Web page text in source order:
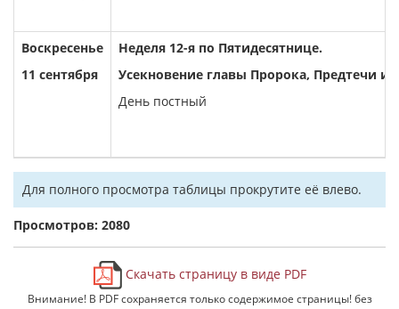
Воскресенье
11 сентября
Неделя 12-я по Пятидесятнице.
Усекновение главы Пророка, Предтечи и
День постный
Для полного просмотра таблицы прокрутите её влево.
Просмотров: 2080
Скачать страницу в виде PDF
Внимание! В PDF сохраняется только содержимое страницы! без